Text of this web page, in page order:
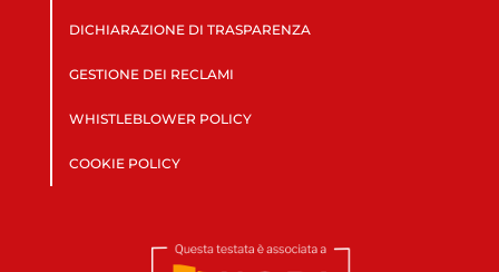
DICHIARAZIONE DI TRASPARENZA
GESTIONE DEI RECLAMI
WHISTLEBLOWER POLICY
COOKIE POLICY